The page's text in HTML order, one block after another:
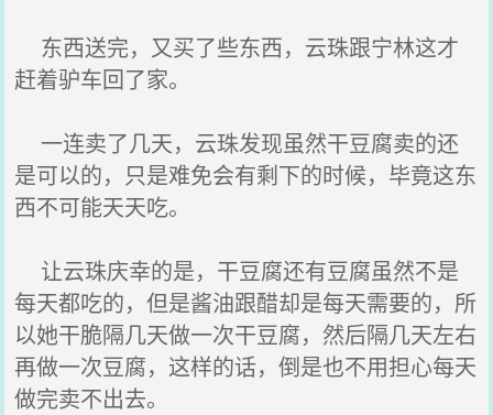
东西送完，又买了些东西，云珠跟宁林这才
赶着驴车回了家。
一连卖了几天，云珠发现虽然干豆腐卖的还
是可以的，只是难免会有剩下的时候，毕竟这东
西不可能天天吃。
让云珠庆幸的是，干豆腐还有豆腐虽然不是
每天都吃的，但是酱油跟醋却是每天需要的，所
以她干脆隔几天做一次干豆腐，然后隔几天左右
再做一次豆腐，这样的话，倒是也不用担心每天
做完卖不出去。